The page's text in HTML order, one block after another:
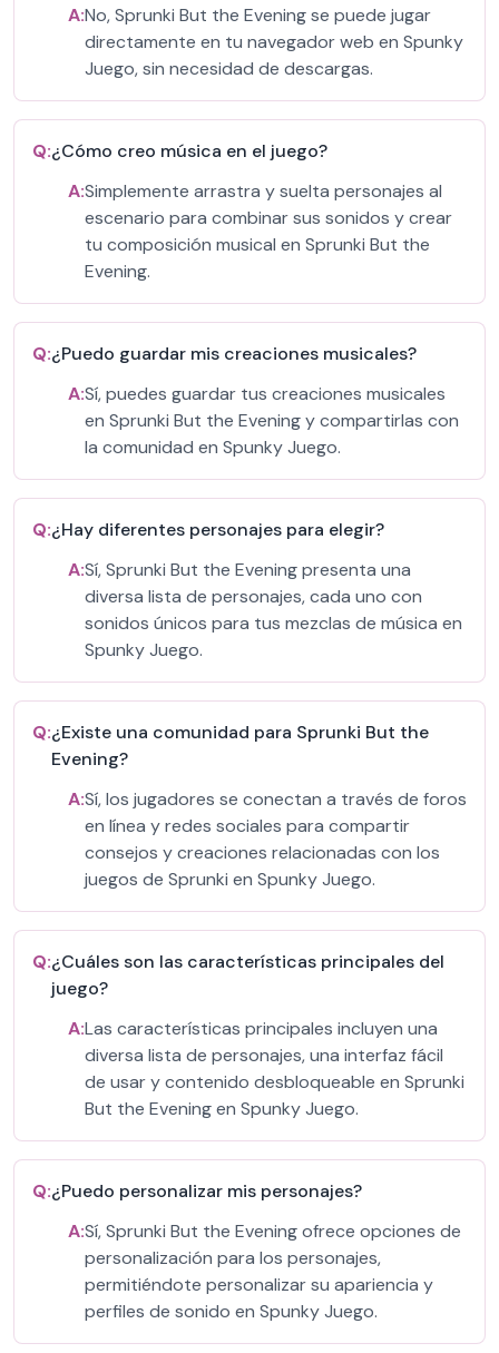
A:No, Sprunki But the Evening se puede jugar
directamente en tu navegador web en Spunky
Juego, sin necesidad de descargas.
Q:¿Cómo creo música en el juego?
A:Simplemente arrastra y suelta personajes al
escenario para combinar sus sonidos y crear
tu composición musical en Sprunki But the
Evening.
Q:¿Puedo guardar mis creaciones musicales?
A:Sí, puedes guardar tus creaciones musicales
en Sprunki But the Evening y compartirlas con
la comunidad en Spunky Juego.
Q:¿Hay diferentes personajes para elegir?
A:Sí, Sprunki But the Evening presenta una
diversa lista de personajes, cada uno con
sonidos únicos para tus mezclas de música en
Spunky Juego.
Q:¿Existe una comunidad para Sprunki But the
Evening?
A:Sí, los jugadores se conectan a través de foros
en línea y redes sociales para compartir
consejos y creaciones relacionadas con los
juegos de Sprunki en Spunky Juego.
Q:¿Cuáles son las características principales del
juego?
A:Las características principales incluyen una
diversa lista de personajes, una interfaz fácil
de usar y contenido desbloqueable en Sprunki
But the Evening en Spunky Juego.
Q:¿Puedo personalizar mis personajes?
A:Sí, Sprunki But the Evening ofrece opciones de
personalización para los personajes,
permitiéndote personalizar su apariencia y
perfiles de sonido en Spunky Juego.